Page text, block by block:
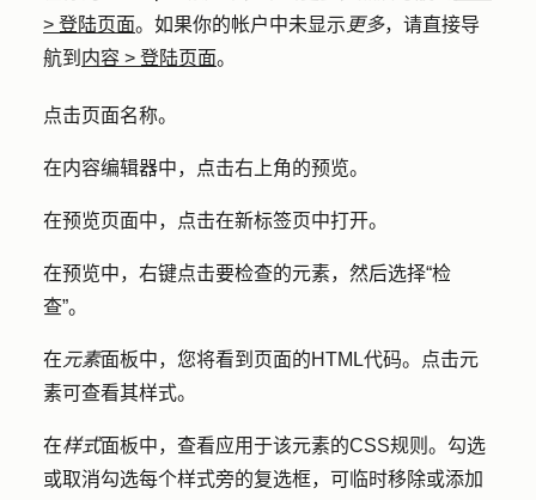
> 登陆页面。如果你的帐户中未显示 更多，请直接导
航到 内容 > 登陆页面。
点击页面名称。
在内容编辑器中，点击右上角的预览。
在预览页面中，点击在新标签页中打开。
在预览中，右键点击要检查的元素，然后选择“检
查”。
在元素面板中，您将看到页面的HTML代码。点击元
素可查看其样式。
在样式面板中，查看应用于该元素的CSS规则。勾选
或取消勾选每个样式旁的复选框，可临时移除或添加